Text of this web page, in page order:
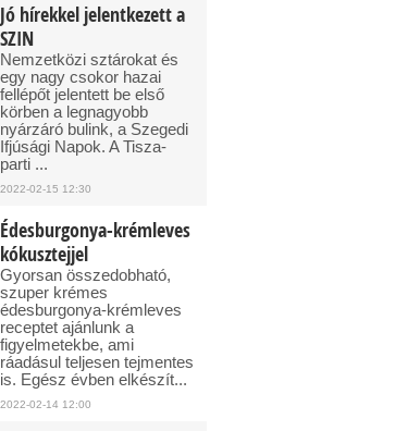
Jó hírekkel jelentkezett a
SZIN
Nemzetközi sztárokat és
egy nagy csokor hazai
fellépőt jelentett be első
körben a legnagyobb
nyárzáró bulink, a Szegedi
Ifjúsági Napok. A Tisza-
parti ...
2022-02-15 12:30
Édesburgonya-krémleves
kókusztejjel
Gyorsan összedobható,
szuper krémes
édesburgonya-krémleves
receptet ajánlunk a
figyelmetekbe, ami
ráadásul teljesen tejmentes
is. Egész évben elkészít...
2022-02-14 12:00